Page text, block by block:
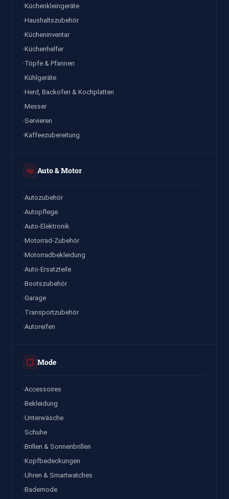
Küchenkleingeräte
Haushaltszubehör
Kücheninventar
Küchenhelfer
Töpfe & Pfannen
Kühlgeräte
Herd, Backofen & Kochplatten
Messer
Servieren
Kaffeezubereitung
Auto & Motor
Autozubehör
Autopflege
Auto-Elektronik
Motorrad-Zubehör
Motorradbekleidung
Auto-Ersatzteile
Bootszubehör
Garage
Transportzubehör
Autoreifen
Mode
Accessoires
Bekleidung
Unterwäsche
Schuhe
Brillen & Sonnenbrillen
Kopfbedeckungen
Uhren & Smartwatches
Bademode